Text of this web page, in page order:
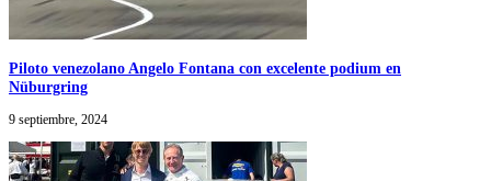
Piloto venezolano Angelo Fontana con excelente podium en
Nüburgring
9 septiembre, 2024